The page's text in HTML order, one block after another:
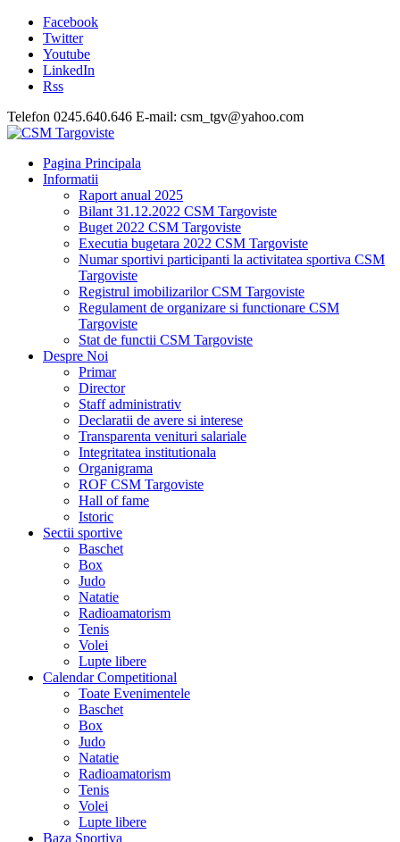
Facebook
Twitter
Youtube
LinkedIn
Rss
Telefon 0245.640.646 E-mail: csm_tgv@yahoo.com
Pagina Principala
Informatii
Raport anual 2025
Bilant 31.12.2022 CSM Targoviste
Buget 2022 CSM Targoviste
Executia bugetara 2022 CSM Targoviste
Numar sportivi participanti la activitatea sportiva CSM
Targoviste
Registrul imobilizarilor CSM Targoviste
Regulament de organizare si functionare CSM
Targoviste
Stat de functii CSM Targoviste
Despre Noi
Primar
Director
Staff administrativ
Declaratii de avere si interese
Transparenta venituri salariale
Integritatea institutionala
Organigrama
ROF CSM Targoviste
Hall of fame
Istoric
Sectii sportive
Baschet
Box
Judo
Natatie
Radioamatorism
Tenis
Volei
Lupte libere
Calendar Competitional
Toate Evenimentele
Baschet
Box
Judo
Natatie
Radioamatorism
Tenis
Volei
Lupte libere
Baza Sportiva